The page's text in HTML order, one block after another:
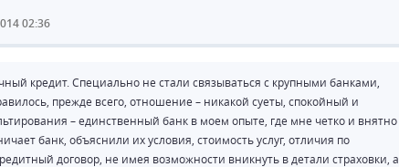
02:36
кредит. Специально не стали связываться с крупными банками,
прежде всего, отношение – никакой суеты, спокойный и
– единственный банк в моем опыте, где мне четко и внятно
банк, объяснили их условия, стоимость услуг, отличия по
договор, не имея возможности вникнуть в детали страховки, а